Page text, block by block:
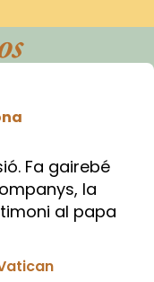
Fa gairebé
la
al papa